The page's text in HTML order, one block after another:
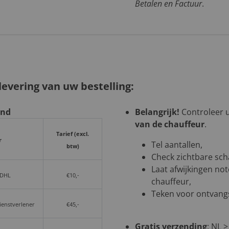
Betalen en Factuur.
van uw bestelling:
Tarief (excl.
btw)
€10,-
€45,-
Belangrijk! Controleer
van de chauffeur.
Tel aantallen,
Check zichtbare
Laat afwijkingen
chauffeur,
Teken voor
Gratis verzending: NL